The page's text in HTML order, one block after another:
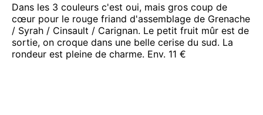
Dans les 3 couleurs c'est oui, mais gros coup de
cœur pour le rouge friand d'assemblage de Grenache
/ Syrah / Cinsault / Carignan. Le petit fruit mûr est de
sortie, on croque dans une belle cerise du sud. La
rondeur est pleine de charme. Env. 11 €